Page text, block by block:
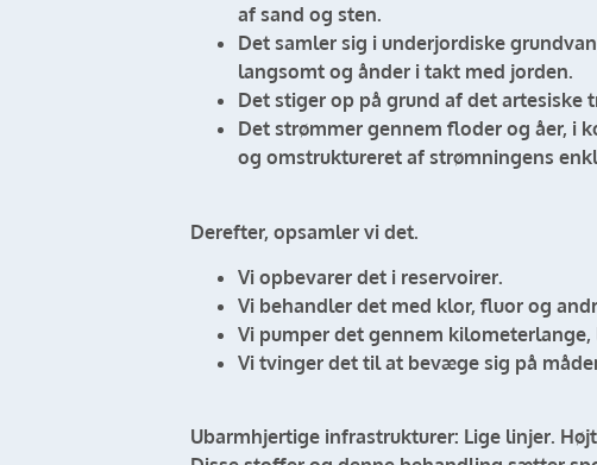
af sand og sten.
Det samler sig i underjordiske
langsomt og ånder i takt med jorden.
Det stiger op på grund af det artesiske
Det strømmer gennem floder og åer, i
og omstruktureret af strømningens
Derefter, opsamler vi det.
Vi opbevarer det i reservoirer.
Vi behandler det med klor, fluor og
Vi pumper det gennem
Vi tvinger det til at bevæge sig på
Ubarmhjertige infrastrukturer: Lige linjer.